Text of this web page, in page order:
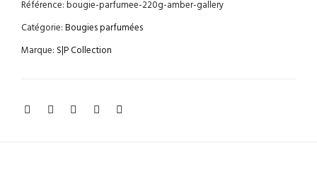
Référence:bougie-parfumee-220g-amber-gallery
Catégorie:Bougies parfumées
Marque: S|P Collection